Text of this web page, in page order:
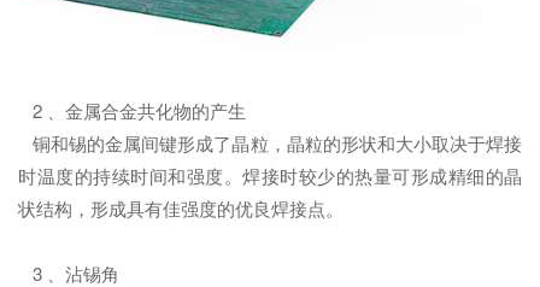
2 、金属合金共化物的产生
铜和锡的金属间键形成了晶粒，晶粒的形状和大小取决于焊接
时温度的持续时间和强度。焊接时较少的热量可形成精细的晶
状结构，形成具有佳强度的优良焊接点。
3 、沾锡角